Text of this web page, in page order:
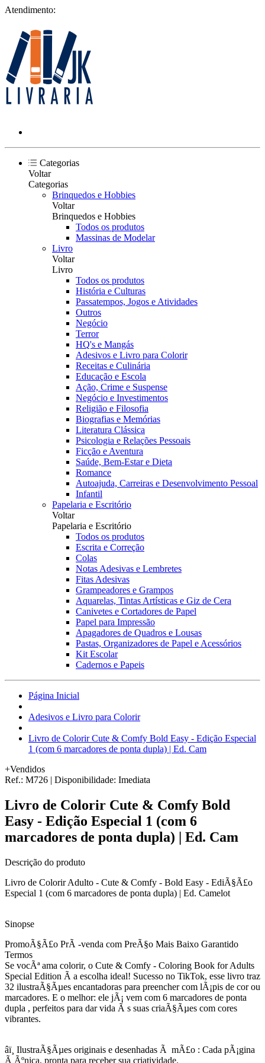
Atendimento:
Categorias
Voltar
Categorias
Brinquedos e Hobbies
Voltar
Brinquedos e Hobbies
Todos os produtos
Massinas de Modelar
Livro
Voltar
Livro
Todos os produtos
História e Culturas
Passatempos, Jogos e Atividades
Outros
Negócio
Terror
HQ's e Mangás
Adesivos e Livro para Colorir
Receitas e Culinária
Educação e Escola
Ação, Crime e Suspense
Negócio e Investimentos
Religião e Filosofia
Biografias e Memórias
Literatura Clássica
Psicologia e Relações Pessoais
Ficção e Aventura
Saúde, Bem-Estar e Dieta
Romance
Autoajuda, Carreiras e Desenvolvimento Pessoal
Infantil
Papelaria e Escritório
Voltar
Papelaria e Escritório
Todos os produtos
Escrita e Correção
Colas
Notas Adesivas e Lembretes
Fitas Adesivas
Grampeadores e Grampos
Aquarelas, Tintas Artísticas e Giz de Cera
Canivetes e Cortadores de Papel
Papel para Impressão
Apagadores de Quadros e Lousas
Pastas, Organizadores de Papel e Acessórios
Kit Escolar
Cadernos e Papeis
Página Inicial
Adesivos e Livro para Colorir
Livro de Colorir Cute & Comfy Bold Easy - Edição Especial
1 (com 6 marcadores de ponta dupla) | Ed. Cam
+Vendidos
Ref.: M726 | Disponibilidade: Imediata
Livro de Colorir Cute & Comfy Bold
Easy - Edição Especial 1 (com 6
marcadores de ponta dupla) | Ed. Cam
Descrição do produto
Livro de Colorir Adulto - Cute & Comfy - Bold Easy - EdiÃ§Ã£o
Especial 1 (com 6 marcadores de ponta dupla) | Ed. Camelot
Sinopse
PromoÃ§Ã£o PrÃ -venda com PreÃ§o Mais Baixo Garantido
Termos
Se vocÃª ama colorir, o Cute & Comfy - Coloring Book for Adults
Special Edition Ã a escolha ideal! Sucesso no TikTok, esse livro traz
32 ilustraÃ§Ãµes encantadoras para preencher com lÃ¡pis de cor ou
marcadores. E o melhor: ele jÃ¡ vem com 6 marcadores de ponta
dupla , perfeitos para dar vida Ã s suas criaÃ§Ãµes com cores
vibrantes.
âï¸ IlustraÃ§Ãµes originais e desenhadas Ã mÃ£o : Cada pÃ¡gina
Ã Ãºnica, pronta para receber sua criatividade.